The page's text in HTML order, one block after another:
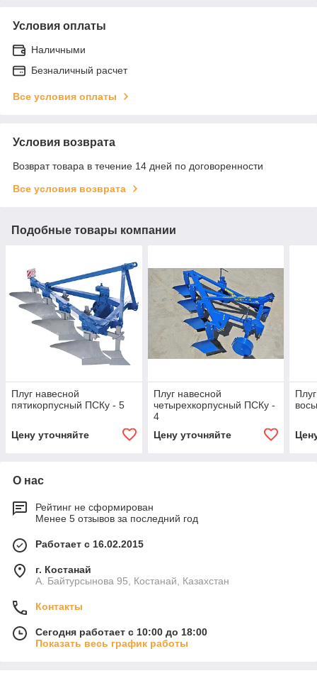
Условия оплаты
Наличными
Безналичный расчет
Все условия оплаты
Условия возврата
Возврат товара в течение 14 дней по договоренности
Все условия возврата
Подобные товары компании
Плуг навесной
пятикорпусный ПСКу - 5
Цену уточняйте
Плуг навесной
четырехкорпусный ПСКу -
4
Цену уточняйте
О нас
Рейтинг не сформирован
Менее 5 отзывов за последний год
Работает с 16.02.2015
г. Костанай
А. Байтурсынова 95, Костанай, Казахстан
Контакты
Сегодня работает с 10:00 до 18:00
Показать весь график работы